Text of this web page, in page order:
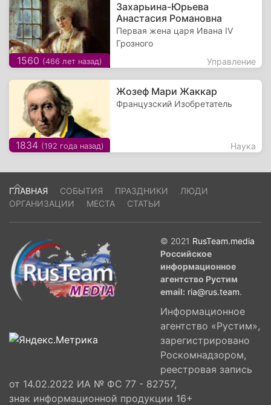
1560 (466 лет назад)
Захарьина-Юрьева
Анастасия Романовна
Первая жена царя Ивана IV
Грозного
Управление
1834 (192 года назад)
Жозеф Мари Жаккар
Французский Изобретатель
Наука
ГЛАВНАЯ СОБЫТИЯ ПРАЗДНИКИ
ЛЮДИ
ОРГАНИЗАЦИИ
МЕСТА СТАТЬИ
© 2021 RusTeam.media
Российское
информационное
агентство Рустим
email: ria@rus.team.
Информационное
агентство «Рустим»,
зарегистрировано
Роскомнадзором,
реестровая запись
от 14.02.2022 ИА № ФС 77 - 82757,
знак информационной продукции 16+